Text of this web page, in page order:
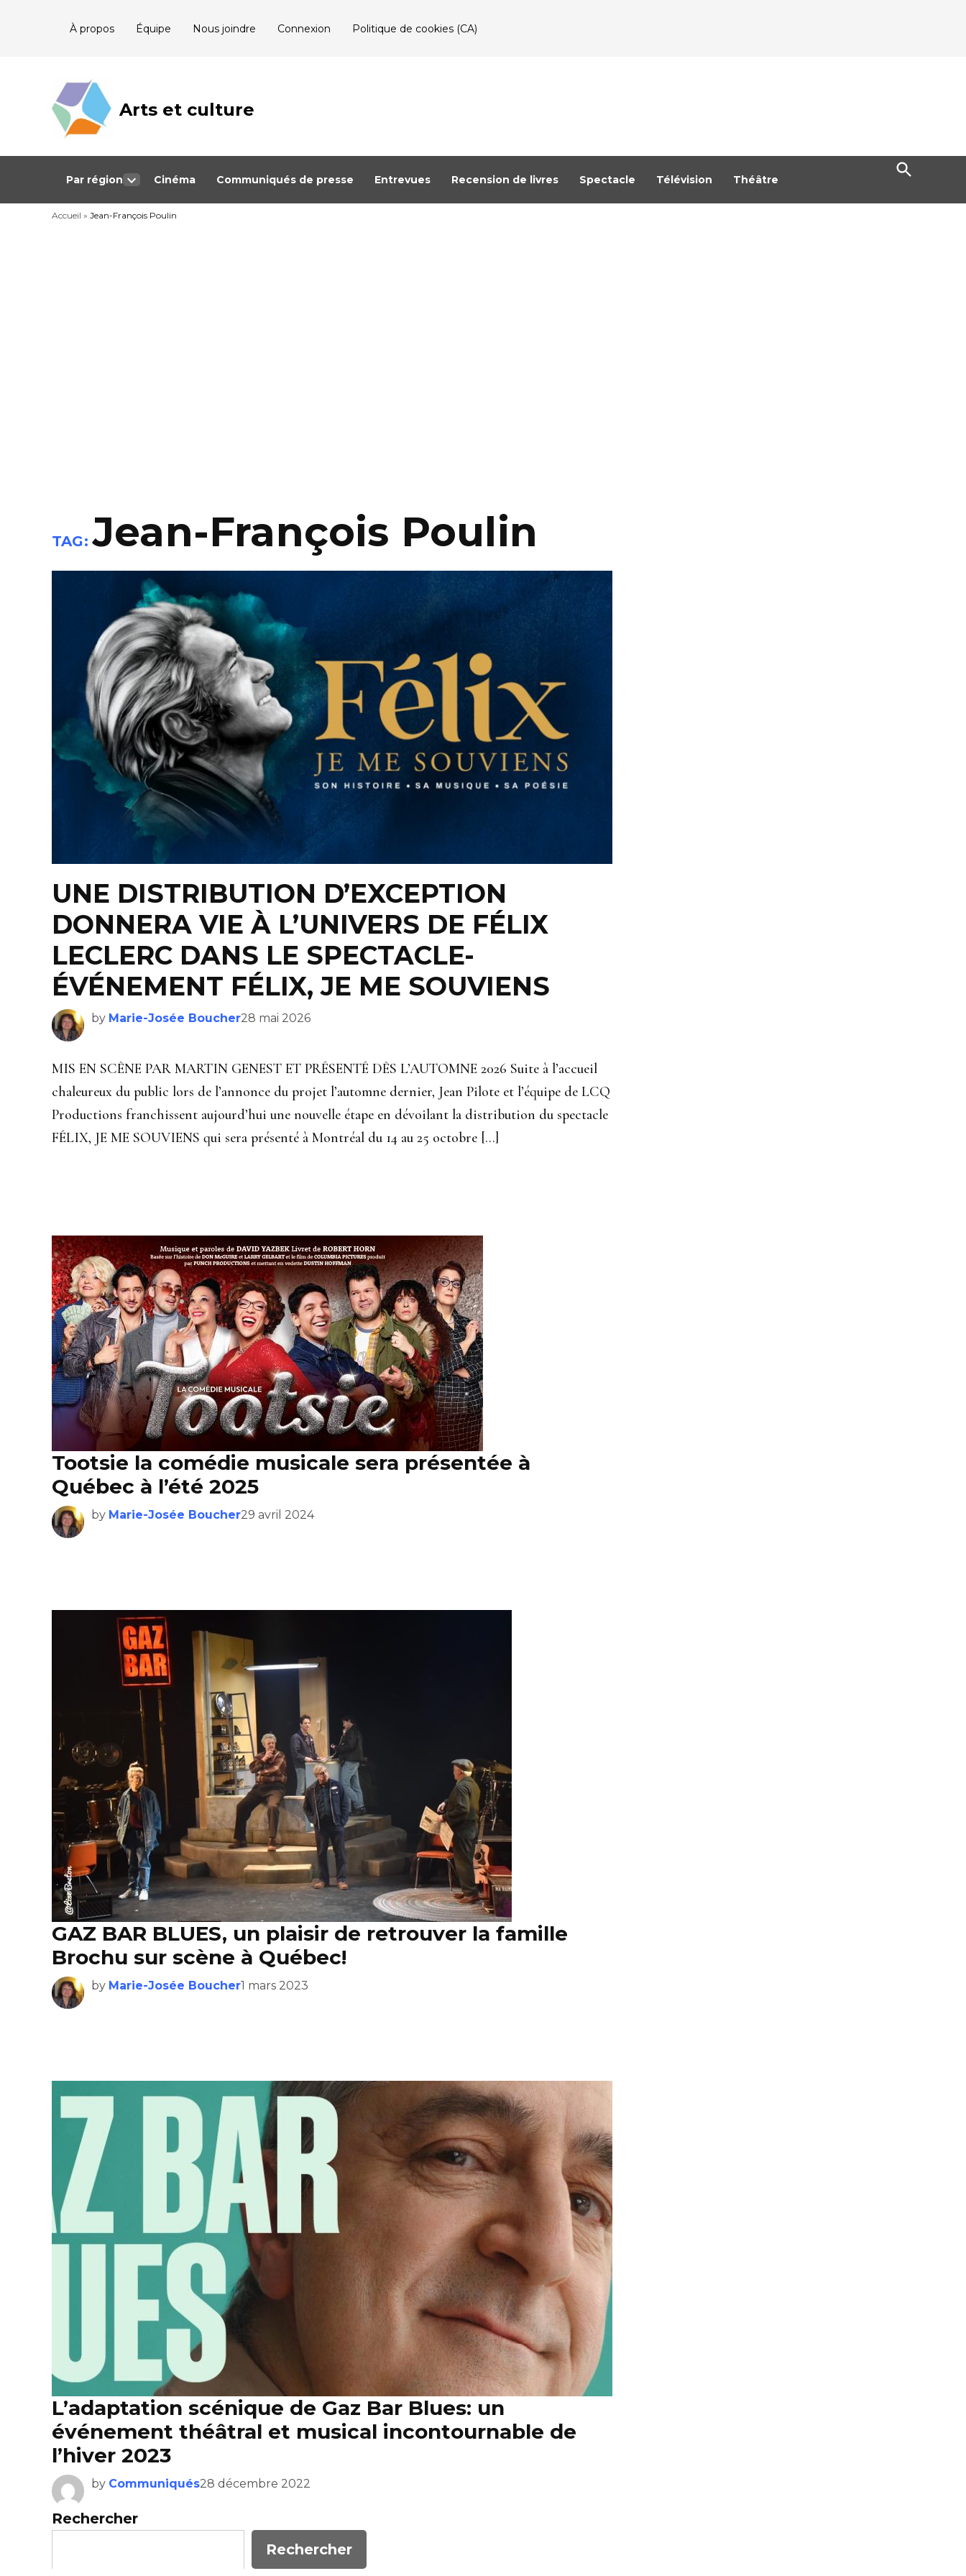
À propos Équipe Nous joindre Connexion Politique de cookies (CA)
Arts et culture
Journalisme
Québec
Par région
dropdown
menu
Cinéma Communiqués de presse Entrevues Recension de livres Spectacle Télévision Théâtre
Open
Search
Accueil » Jean-François Poulin
TAG:Jean-François Poulin
UNE DISTRIBUTION D’EXCEPTION
DONNERA VIE À L’UNIVERS DE FÉLIX
LECLERC DANS LE SPECTACLE-
ÉVÉNEMENT FÉLIX, JE ME SOUVIENS
by Marie-Josée Boucher28 mai 2026
MIS EN SCÈNE PAR MARTIN GENEST ET PRÉSENTÉ DÈS L’AUTOMNE 2026 Suite à l’accueil
chaleureux du public lors de l’annonce du projet l’automne dernier, Jean Pilote et l’équipe de LCQ
Productions franchissent aujourd’hui une nouvelle étape en dévoilant la distribution du spectacle
FÉLIX, JE ME SOUVIENS qui sera présenté à Montréal du 14 au 25 octobre […]
Tootsie la comédie musicale sera présentée à
Québec à l’été 2025
by Marie-Josée Boucher29 avril 2024
GAZ BAR BLUES, un plaisir de retrouver la famille
Brochu sur scène à Québec!
by Marie-Josée Boucher1 mars 2023
L’adaptation scénique de Gaz Bar Blues: un
événement théâtral et musical incontournable de
l’hiver 2023
by Communiqués28 décembre 2022
Rechercher
Rechercher